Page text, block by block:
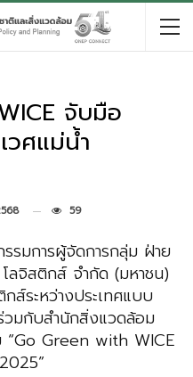
จับมือ
วศแม่น้ำ
59
รมการผู้จัดการกลุ่ม ฝ่าย
จิสติกส์ จำกัด (มหาชน)
ส์ระหว่างประเทศแบบ
มกับสำนักสิ่งแวดล้อม
“Go Green with WICE